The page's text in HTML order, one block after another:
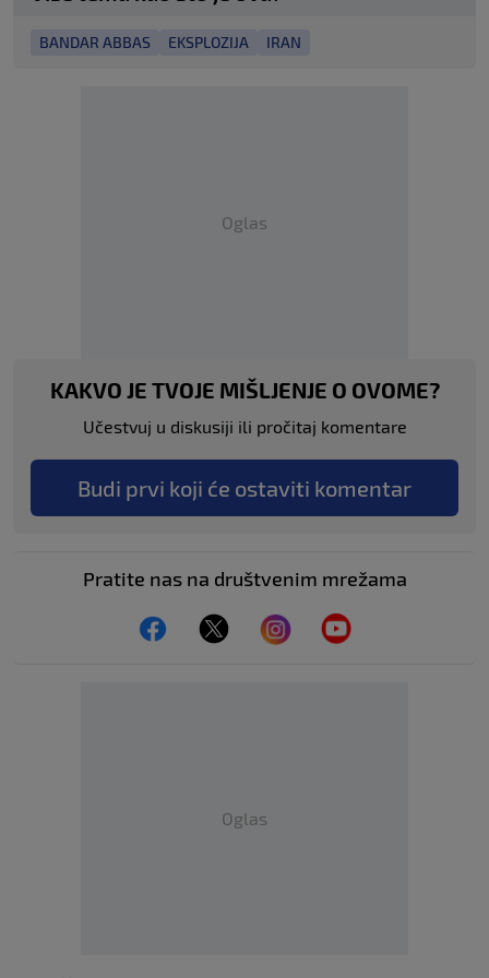
BANDAR ABBAS EKSPLOZIJA IRAN
Oglas
KAKVO JE TVOJE MIŠLJENJE O OVOME?
Učestvuj u diskusiji ili pročitaj komentare
Budi prvi koji će ostaviti komentar
Pratite nas na društvenim mrežama
Oglas